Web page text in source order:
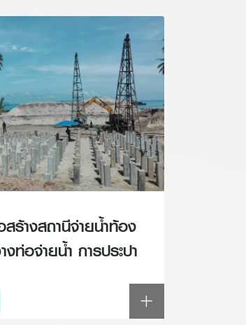
ร้างสถานีจ่ายน้ำท้อง
งท่อจ่ายน้ำ การประปา
ธรรมราช